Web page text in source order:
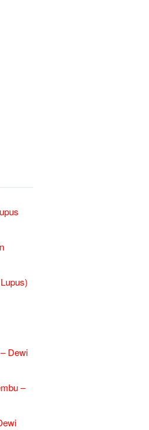
Dewi
–